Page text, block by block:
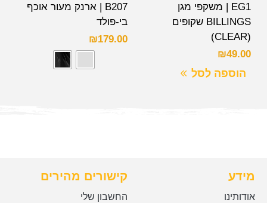
EG1 | משקפי מגן
BILLINGS שקופים
(CLEAR)
₪49.00
הוספה לסל
B207 | ארנק מעור אוכף
בי-פולד
₪179.00
מידע
אודותינו
קישורים מהירים
החשבון שלי